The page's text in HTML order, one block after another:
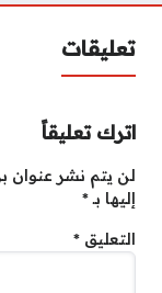
تعليقات
اترك تعليقاً
لن يتم نشر عنوان
إليها بـ*
التعليق *